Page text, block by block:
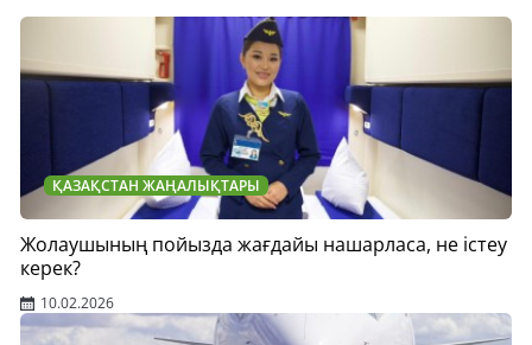
ҚАЗАҚСТАН ЖАҢАЛЫҚТАРЫ
Жолаушының пойызда жағдайы нашарласа, не істеу
керек?
10.02.2026